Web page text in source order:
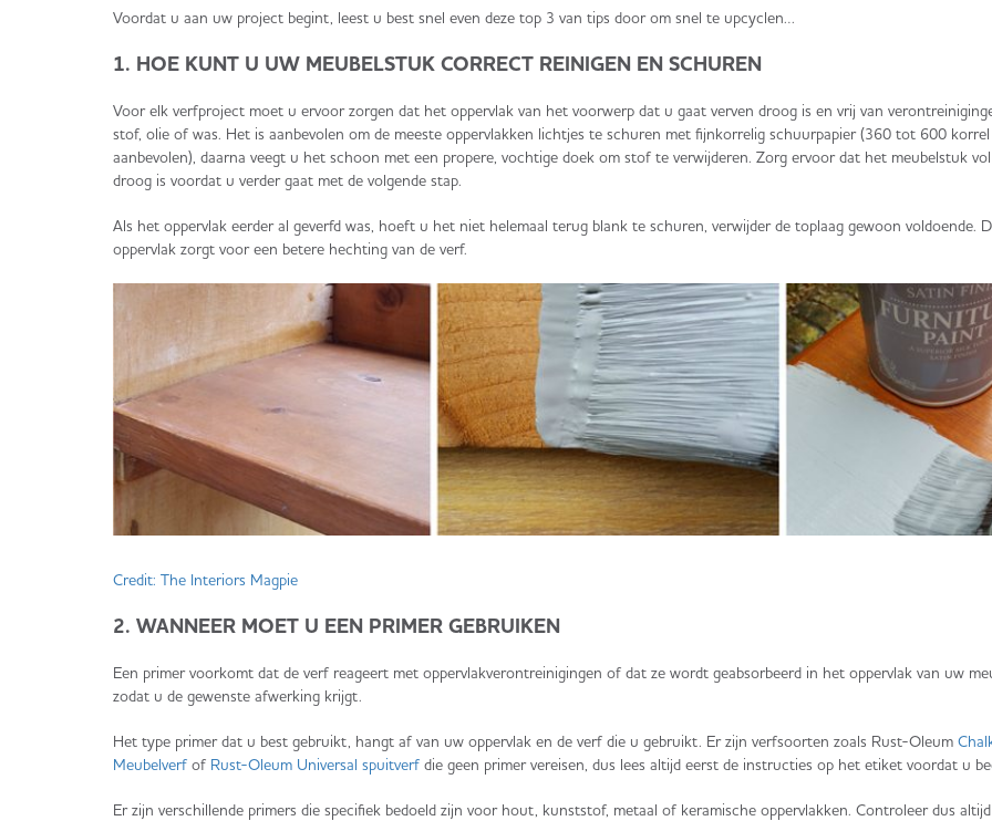
Voordat u aan uw project begint, leest u best snel even deze top 3 van tips door om snel te upcyclen…
1. HOE KUNT U UW MEUBELSTUK CORRECT REINIGEN EN SCHUREN
Voor elk verfproject moet u ervoor zorgen dat het oppervlak van het voorwerp dat u gaat verven droog is en vrij van
stof, olie of was. Het is aanbevolen om de meeste oppervlakken lichtjes te schuren met fijnkorrelig schuurpapier (360 tot 600
aanbevolen), daarna veegt u het schoon met een propere, vochtige doek om stof te verwijderen. Zorg ervoor dat het meubelstuk
droog is voordat u verder gaat met de volgende stap.
Als het oppervlak eerder al geverfd was, hoeft u het niet helemaal terug blank te schuren, verwijder de toplaag gewoon voldoende.
oppervlak zorgt voor een betere hechting van de verf.
Credit: The Interiors Magpie
2. WANNEER MOET U EEN PRIMER GEBRUIKEN
Een primer voorkomt dat de verf reageert met oppervlakverontreinigingen of dat ze wordt geabsorbeerd in het oppervlak van uw
zodat u de gewenste afwerking krijgt.
Het type primer dat u best gebruikt, hangt af van uw oppervlak en de verf die u gebruikt. Er zijn verfsoorten zoals Rust-Oleum
Meubelverf of Rust-Oleum Universal spuitverf die geen primer vereisen, dus lees altijd eerst de instructies op het etiket voordat u
Er zijn verschillende primers die specifiek bedoeld zijn voor hout, kunststof, metaal of keramische oppervlakken. Controleer dus